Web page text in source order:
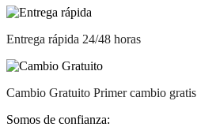
Entrega rápida 24/48 horas
Cambio Gratuito Primer cambio gratis
Somos de confianza: